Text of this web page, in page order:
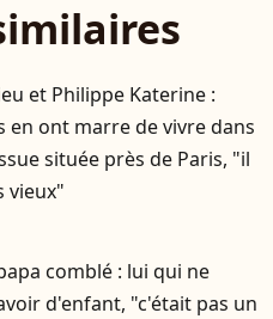
et Philippe Katerine :
en ont marre de vivre dans
située près de Paris, "il
vieux"
comblé : lui qui ne
d'enfant, "c'était pas un